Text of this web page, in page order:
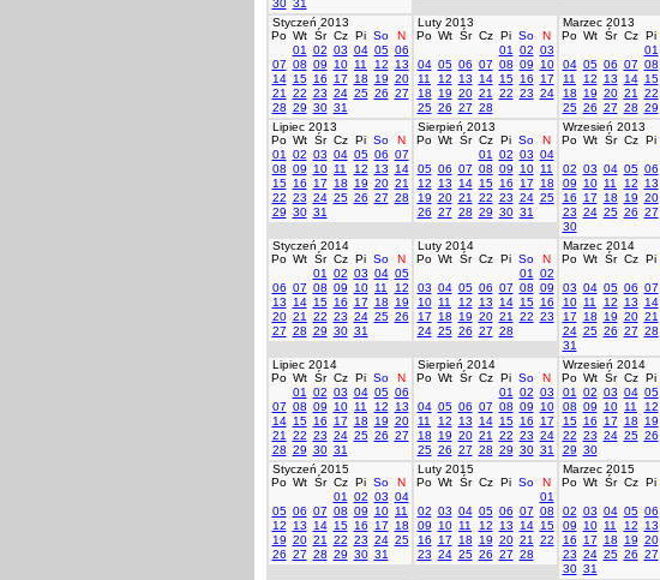
30 31
Styczeń 2013
Po Wt Śr Cz Pi So
N
01
02 03 04 05 06
07 08 09 10 11 12
13
14 15 16 17 18 19 20
21
22 23 24 25 26 27
28 29 30 31
Luty 2013
Po Wt Śr Cz Pi So
N
01
02 03
04 05 06 07 08 09
10
11
12 13 14 15 16
17
18
19 20 21 22 23 24
25 26 27 28
Marzec 2013
Po Wt Śr Cz Pi
01
04 05 06 07 08
11
12 13 14 15
18
19 20 21 22
25 26 27 28 29
Lipiec 2013
Po Wt Śr Cz Pi So
N
01
02 03 04 05 06 07
08 09 10 11 12 13
14
15 16 17 18 19 20 21
22 23 24 25 26 27 28
29 30 31
Sierpień 2013
Po Wt Śr Cz Pi So
N
01
02 03 04
05 06 07 08 09 10 11
12
13 14 15 16 17
18
19 20 21 22 23 24 25
26 27 28 29 30 31
Wrzesień 2013
Po Wt Śr Cz Pi
02 03 04 05 06
09
10 11 12 13
16
17 18 19 20
23 24 25 26 27
30
Styczeń 2014
Po Wt Śr Cz Pi So
N
01
02 03 04 05
06 07 08 09 10 11
12
13
14 15 16 17 18
19
20 21 22 23 24 25 26
27 28 29 30 31
Luty 2014
Po Wt Śr Cz Pi So
N
01
02
03 04 05 06 07 08 09
10 11 12 13 14 15 16
17
18 19 20 21 22 23
24 25 26 27 28
Marzec 2014
Po Wt Śr Cz Pi
03 04 05 06 07
10 11 12 13 14
17
18 19 20 21
24 25 26 27 28
31
Lipiec 2014
Po Wt Śr Cz Pi So
N
01
02 03 04 05 06
07 08 09 10 11 12
13
14 15 16 17 18 19 20
21
22 23 24 25 26 27
28 29 30 31
Sierpień 2014
Po Wt Śr Cz Pi So
N
01
02 03
04 05 06 07 08 09
10
11
12 13 14 15 16
17
18
19 20 21 22 23 24
25 26 27 28 29 30 31
Wrzesień 2014
Po Wt Śr Cz Pi
01
02 03 04 05
08 09 10 11 12
15 16 17 18 19
22 23 24 25 26
29 30
Styczeń 2015
Po Wt Śr Cz Pi So
N
01
02 03 04
05 06 07 08 09 10 11
12
13 14 15 16 17
18
19 20 21 22 23 24 25
26 27 28 29 30 31
Luty 2015
Po Wt Śr Cz Pi So
N
01
02 03 04 05 06 07 08
09
10 11 12 13 14 15
16
17 18 19 20 21
22
23 24 25 26 27 28
Marzec 2015
Po Wt Śr Cz Pi
02 03 04 05 06
09
10 11 12 13
16
17 18 19 20
23 24 25 26 27
30 31